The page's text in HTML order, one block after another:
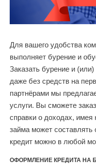
Для вашего удобства
выполняет бурение и
Заказать бурение и
даже без средств на
партнёрами мы
услуги. Вы сможете
справки о доходах, имея
займа может составлять
кредит можно в любой
ОФОРМЛЕНИЕ КРЕДИТА НА